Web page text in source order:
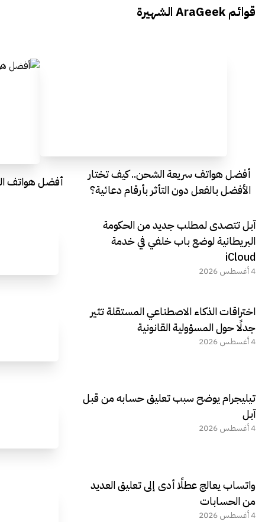
Everything Egypt
قوائم AraGeek الشهيرة
أفضل هواتف سريعة الشحن.. كيف تختار
الأفضل بالفعل دون التأثر بأرقام دعائية؟
أفضل هواتف
آبل تتصدى لمطلب جديد من الحكومة
البريطانية لوضع باب خلفي في خدمة
iCloud
4 أغسطس 2026
اختراقات الذكاء الاصطناعي المستقلة تثير
جدلًا حول المسؤولية القانونية
4 أغسطس 2026
تيليجرام يوضح سبب تعليق حسابه من قبل
آبل
4 أغسطس 2026
واتساب يعالج عطلًا أدى إلى تعليق العديد
من الحسابات
4 أغسطس 2026